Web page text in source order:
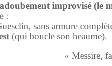
improvisé (le
:
sans armure
(qui boucle son heaume).
« Messire,